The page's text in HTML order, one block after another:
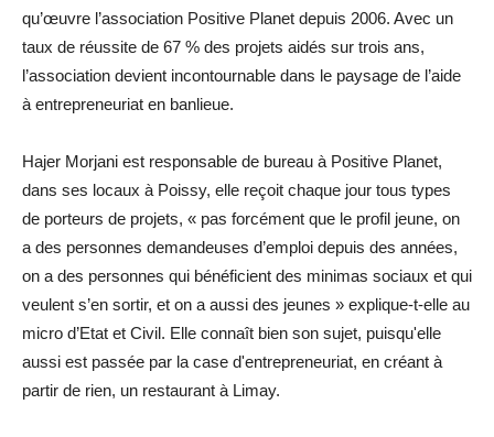
qu’œuvre l’association Positive Planet depuis 2006. Avec un
taux de réussite de 67 % des projets aidés sur trois ans,
l’association devient incontournable dans le paysage de l’aide
à entrepreneuriat en banlieue.
Hajer Morjani est responsable de bureau à Positive Planet,
dans ses locaux à Poissy, elle reçoit chaque jour tous types
de porteurs de projets, « pas forcément que le profil jeune, on
a des personnes demandeuses d’emploi depuis des années,
on a des personnes qui bénéficient des minimas sociaux et qui
veulent s’en sortir, et on a aussi des jeunes » explique-t-elle au
micro d’Etat et Civil. Elle connaît bien son sujet, puisqu'elle
aussi est passée par la case d'entrepreneuriat, en créant à
partir de rien, un restaurant à Limay.